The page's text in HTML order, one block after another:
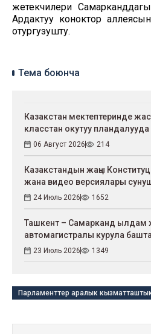
жетекчилери
Ардактуу коноктор
отургузушту.
Тема боюнча
Казакстан мектептеринде
класстан окутуу пландалууда
06 Август 2026 214
Казакстандын жаңы
жана видео версиялары
24 Июль 2026 1652
Ташкент – Самарканд ылдам
автомагистралы курула
23 Июль 2026 1349
Парламенттер аралык